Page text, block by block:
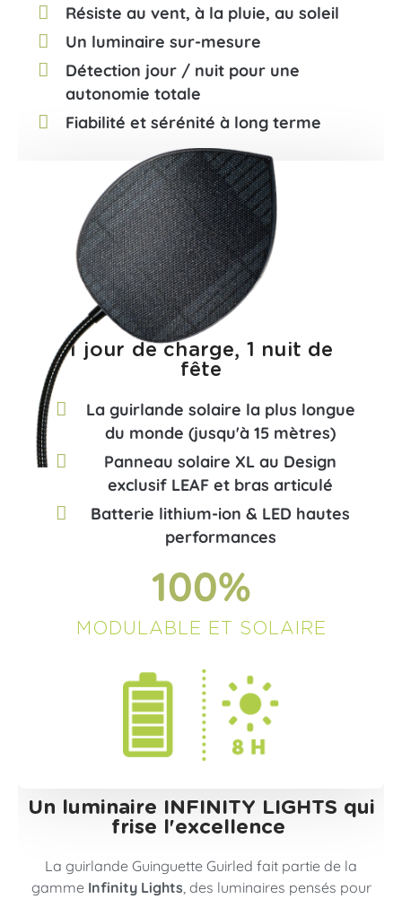
Résiste au vent, à la pluie, au soleil
Un luminaire sur-mesure
Détection jour / nuit pour une
autonomie totale
Fiabilité et sérénité à long terme
1 jour de charge, 1 nuit de
fête​
La guirlande solaire la plus longue
du monde (jusqu'à 15 mètres)
Panneau solaire XL au Design
exclusif LEAF et bras articulé
Batterie lithium-ion & LED hautes
performances
100%
MODULABLE ET SOLAIRE
Un luminaire INFINITY LIGHTS qui
frise l'excellence ​
La guirlande Guinguette Guirled fait partie de la
gamme Infinity Lights, des luminaires pensés pour